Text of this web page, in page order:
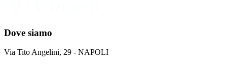
Dove siamo
Via Tito Angelini, 29 - NAPOLI